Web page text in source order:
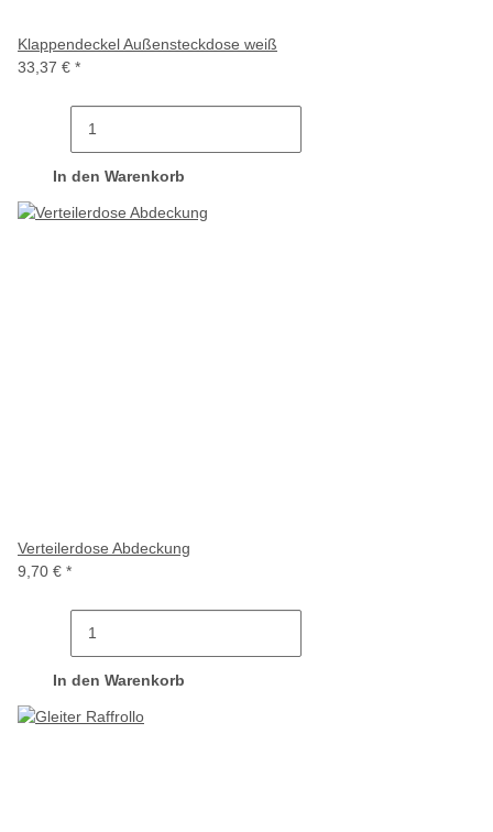
Klappendeckel Außensteckdose weiß
33,37 € *
In den Warenkorb
Verteilerdose Abdeckung
9,70 € *
In den Warenkorb